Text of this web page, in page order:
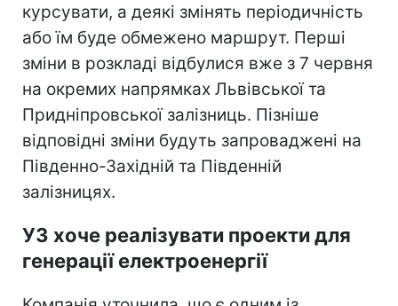
курсувати, а деякі змінять періодичність
або їм буде обмежено маршрут. Перші
зміни в розкладі відбулися вже з 7 червня
на окремих напрямках Львівської та
Придніпровської залізниць. Пізніше
відповідні зміни будуть запроваджені на
Південно-Західній та Південній
залізницях.
УЗ хоче реалізувати проекти для
генерації електроенергії